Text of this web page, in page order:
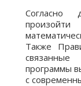
Согласно
Также
программы
с